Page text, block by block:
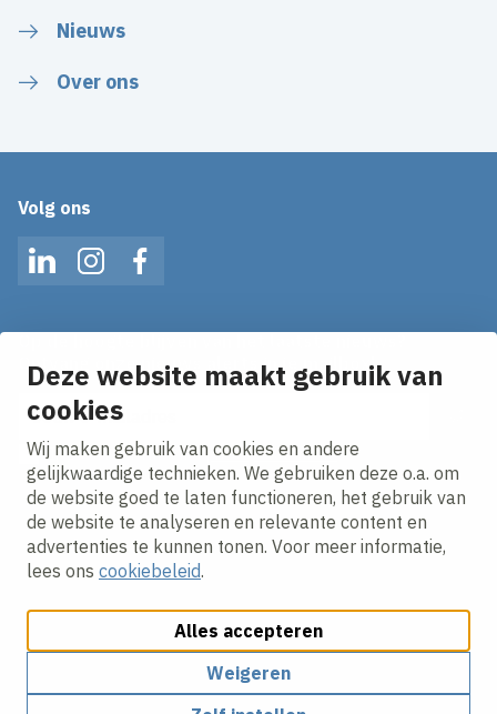
Deze website maakt gebruik van
cookies
Wij maken gebruik van cookies en andere
gelijkwaardige technieken. We gebruiken deze o.a. om
de website goed te laten functioneren, het gebruik van
de website te analyseren en relevante content en
advertenties te kunnen tonen. Voor meer informatie,
lees ons cookiebeleid.
Alles accepteren
Weigeren
Nieuws
Over ons
Volg ons
LinkedInInstagramFacebook
Ontvang onze nieuws alerts in je mailbox!
E-mailadres
Ik ga akkoord met hetprivacy statement.
Cookies aanpassenCookie beleidPrivacy policy